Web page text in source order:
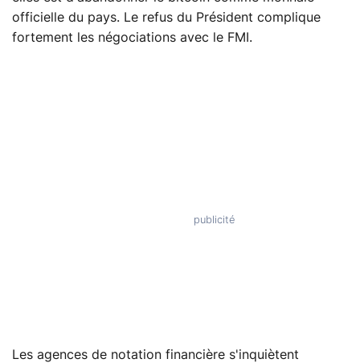
officielle du pays. Le refus du Président complique
fortement les négociations avec le FMI.
Les agences de notation financière s'inquiètent